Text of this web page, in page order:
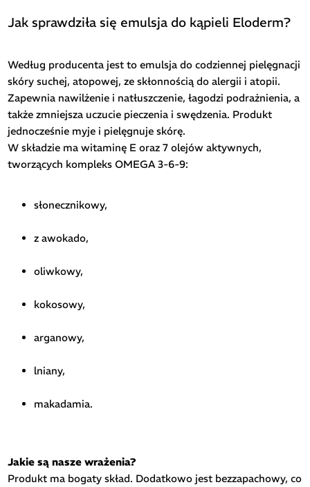
Jak sprawdziła się emulsja do kąpieli Eloderm?
Według producenta jest to emulsja do codziennej pielęgnacji
skóry suchej, atopowej, ze skłonnością do alergii i atopii.
Zapewnia nawilżenie i natłuszczenie, łagodzi podrażnienia, a
także zmniejsza uczucie pieczenia i swędzenia. Produkt
jednocześnie myje i pielęgnuje skórę.
W składzie ma witaminę E oraz 7 olejów aktywnych,
tworzących kompleks OMEGA 3-6-9:
słonecznikowy,
z awokado,
oliwkowy,
kokosowy,
arganowy,
lniany,
makadamia.
Jakie są nasze wrażenia?
Produkt ma bogaty skład. Dodatkowo jest bezzapachowy, co